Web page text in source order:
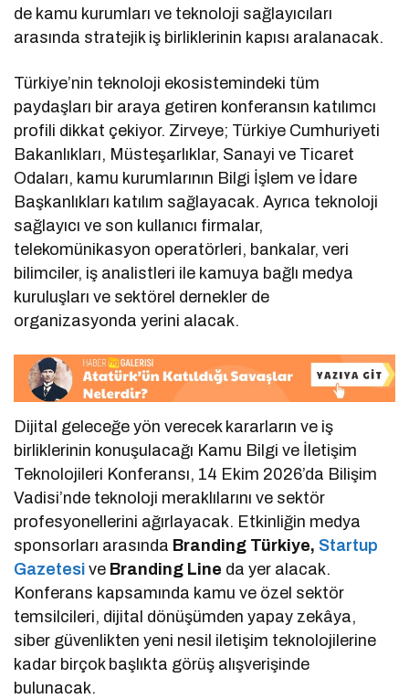
de kamu kurumları ve teknoloji sağlayıcıları
arasında stratejik iş birliklerinin kapısı aralanacak.
Türkiye’nin teknoloji ekosistemindeki tüm
paydaşları bir araya getiren konferansın katılımcı
profili dikkat çekiyor. Zirveye; Türkiye Cumhuriyeti
Bakanlıkları, Müsteşarlıklar, Sanayi ve Ticaret
Odaları, kamu kurumlarının Bilgi İşlem ve İdare
Başkanlıkları katılım sağlayacak. Ayrıca teknoloji
sağlayıcı ve son kullanıcı firmalar,
telekomünikasyon operatörleri, bankalar, veri
bilimciler, iş analistleri ile kamuya bağlı medya
kuruluşları ve sektörel dernekler de
organizasyonda yerini alacak.
Dijital geleceğe yön verecek kararların ve iş
birliklerinin konuşulacağı Kamu Bilgi ve İletişim
Teknolojileri Konferansı, 14 Ekim 2026’da Bilişim
Vadisi’nde teknoloji meraklılarını ve sektör
profesyonellerini ağırlayacak. Etkinliğin medya
sponsorları arasında Branding Türkiye, Startup
Gazetesi ve Branding Line da yer alacak.
Konferans kapsamında kamu ve özel sektör
temsilcileri, dijital dönüşümden yapay zekâya,
siber güvenlikten yeni nesil iletişim teknolojilerine
kadar birçok başlıkta görüş alışverişinde
bulunacak.